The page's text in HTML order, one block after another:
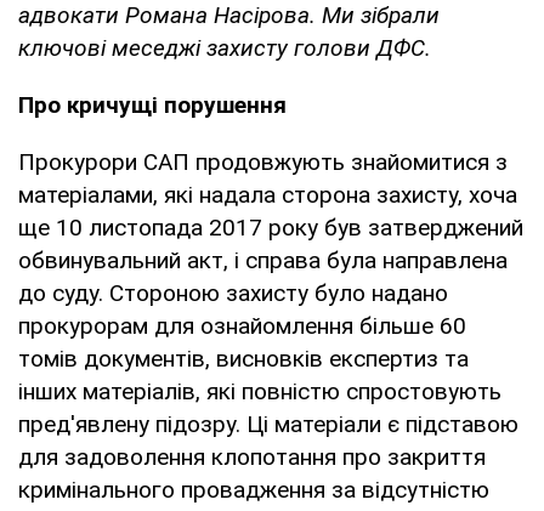
адвокати Романа Насірова. Ми зібрали
ключові меседжі захисту голови ДФС.
Про кричущі порушення
Прокурори САП продовжують знайомитися з
матеріалами, які надала сторона захисту, хоча
ще 10 листопада 2017 року був затверджений
обвинувальний акт, і справа була направлена ​​
до суду. Стороною захисту було надано
прокурорам для ознайомлення більше 60
томів документів, висновків експертиз та
інших матеріалів, які повністю спростовують
пред'явлену підозру. Ці матеріали є підставою
для задоволення клопотання про закриття
кримінального провадження за відсутністю